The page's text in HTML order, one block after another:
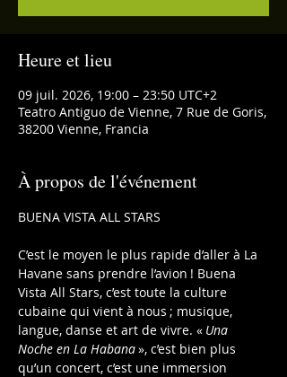
Heure et lieu
09 juil. 2026, 19:00 – 23:50 UTC+2
Teatro Antiguo de Vienne, 7 Rue de Goris,
38200 Vienne, Francia
À propos de l'événement
BUENA VISTA ALL STARS
C’est le moyen le plus rapide d’aller à La
Havane sans prendre l’avion ! Buena
Vista All Stars, c’est toute la culture
cubaine qui vient à nous ; musique,
langue, danse et art de vivre. « Una
Noche en La Habana », c’est bien plus
qu’un concert, c’est une immersion